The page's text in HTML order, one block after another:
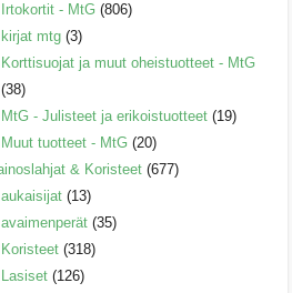
Irtokortit - MtG (806)
kirjat mtg (3)
Korttisuojat ja muut oheistuotteet - MtG
(38)
MtG - Julisteet ja erikoistuotteet (19)
Muut tuotteet - MtG (20)
& Koristeet (677)
aukaisijat (13)
avaimenperät (35)
Koristeet (318)
Lasiset (126)